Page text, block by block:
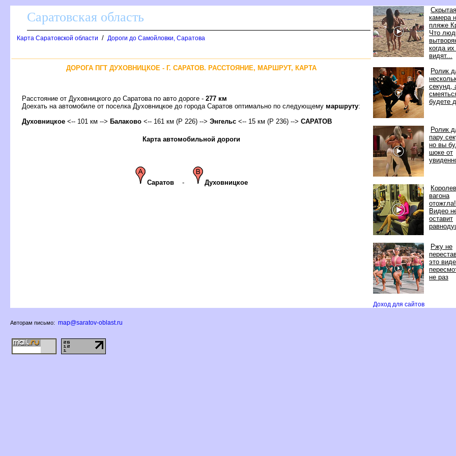
Скрытая
камера
пляже
Что
когда
идят...
Ролик
секунд,
удете
Ролик
пару
но вы
шоке от
агона
отожгла!
идео
оставит
Ржу не
это
не раз
Доход для сайто
Саратовская область
Карта Саратовской области / Дороги до Самойловки, Саратова
ДОРОГА ПГТ ДУХОВНИЦКОЕ - Г. САРАТОВ. РАССТОЯНИЕ, МАРШРУТ, КАРТА
Расстояние от Духовницкого до Саратова по авто дороге - 277 км
Доехать на автомобиле от поселка Духовницкое до города Саратов оптимально по следующему маршруту:
Духовницкое <-- 101 км --> Балаково <-- 161 км (Р 226) --> Энгельс <-- 15 км (Р 236) --> САРАТО
Карта автомобильной дороги
Сарато- Духовницкое
Авторам письмо: map@saratov-oblast.ru